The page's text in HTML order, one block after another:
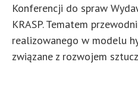
Konferencji do spraw
KRASP. Tematem
realizowanego w modelu
związane z rozwojem